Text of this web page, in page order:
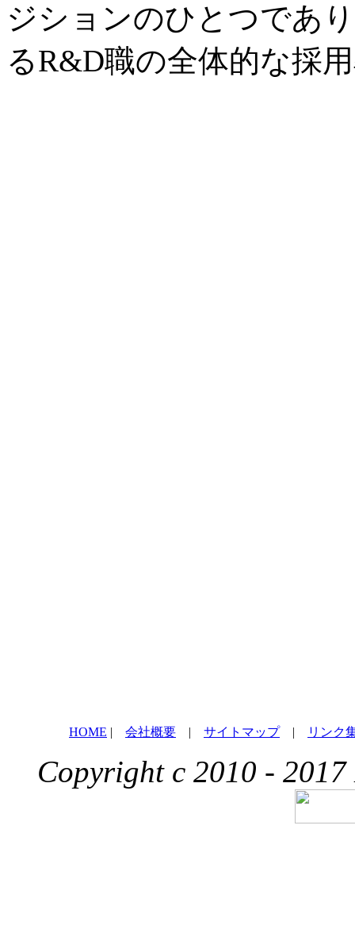
ジションのひとつであ
るR&D職の全体的な採
HOME | 会社概要 | サイトマップ| リンク
Copyright c 2010 - 2017